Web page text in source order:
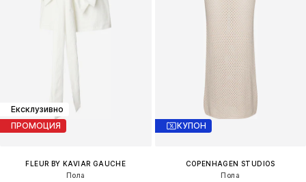
Ексклузивно
ПРОМОЦИЯ
FLEUR BY KAVIAR GAUCHE
Пола
КУПОН
COPENHAGEN STUDIOS
Пола